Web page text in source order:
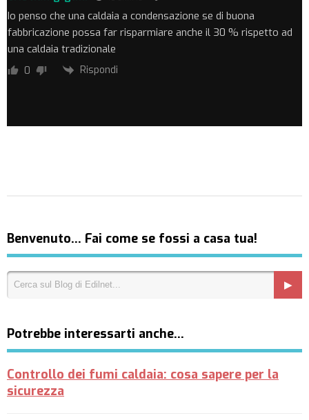
Io penso che una caldaia a condensazione se di buona
fabbricazione possa far risparmiare anche il 30 % rispetto ad
una caldaia tradizionale
0 Rispondi
Benvenuto… Fai come se fossi a casa tua!
Potrebbe interessarti anche…
Controllo dei fumi caldaia: cosa sapere per la
sicurezza